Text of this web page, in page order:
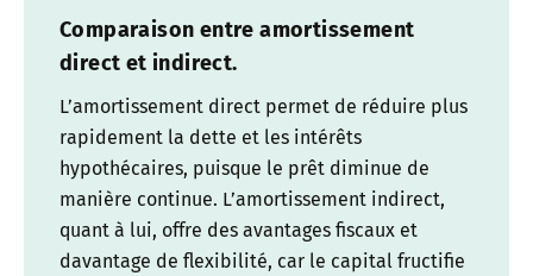
Comparaison entre amortissement
direct et indirect.
L’amortissement direct permet de réduire plus
rapidement la dette et les intérêts
hypothécaires, puisque le prêt diminue de
manière continue. L’amortissement indirect,
quant à lui, offre des avantages fiscaux et
davantage de flexibilité, car le capital fructifie